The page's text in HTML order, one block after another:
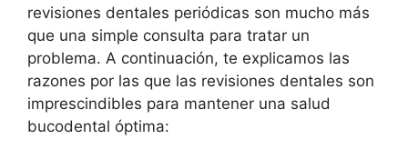
revisiones dentales periódicas son mucho más
que una simple consulta para tratar un
problema. A continuación, te explicamos las
razones por las que las revisiones dentales son
imprescindibles para mantener una salud
bucodental óptima: